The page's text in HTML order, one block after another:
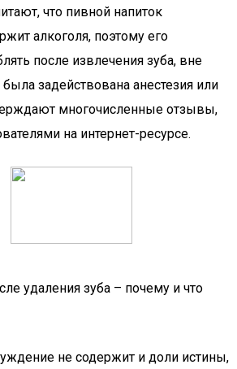
что пивной напиток
алкоголя, поэтому его
после извлечения зуба, вне
была задействована анестезия или
многочисленные отзывы,
на интернет-ресурсе.
удаления зуба – почему и что
не содержит и доли истины,